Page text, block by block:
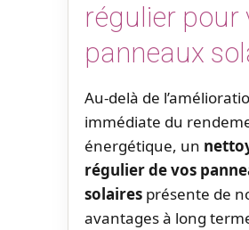
régulier pour
panneaux
Au-delà de
immédiate du
énergétique, un
régulier de vos
solaires présente de
avantages à long